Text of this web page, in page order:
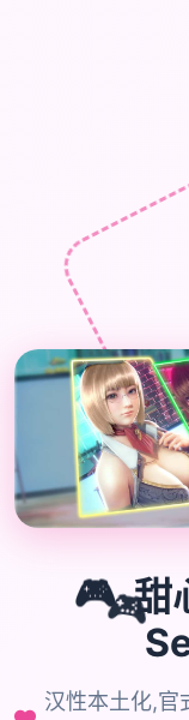
🎮
🎮 甜
汉性本土化,官